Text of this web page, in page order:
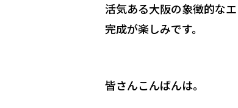
活気ある大阪の象徴的な
完成が楽しみです。
皆さんこんばんは。